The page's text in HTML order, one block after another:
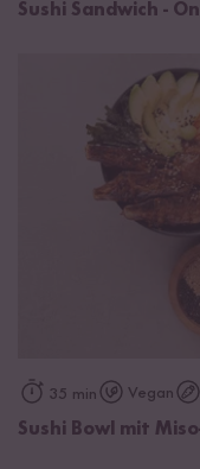
Sushi Sandwich -
35 min Vegan
Sushi Bowl mit